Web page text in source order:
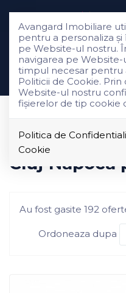
Avangard Imobiliare
pentru a personaliza
pe Website-ul nostru.
navigarea pe
timpul necesar pentru
Politicii de Cookie.
Website-ul nostru
fişierelor de tip cookie
Politica de
Cookie
Vanzare
Imobiliare
Cluj-Napoca
Au fost gasite 192
Ordoneaza dupa